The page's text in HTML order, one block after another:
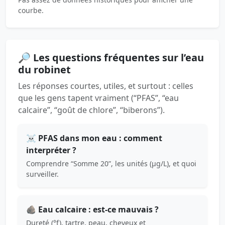
courbe.
🔎 Les questions fréquentes sur l’eau
du robinet
Les réponses courtes, utiles, et surtout : celles
que les gens tapent vraiment (“PFAS”, “eau
calcaire”, “goût de chlore”, “biberons”).
☠️ PFAS dans mon eau : comment
interpréter ?
Comprendre “Somme 20”, les unités (µg/L), et quoi
surveiller.
🪨 Eau calcaire : est-ce mauvais ?
Dureté (°f), tartre, peau, cheveux et